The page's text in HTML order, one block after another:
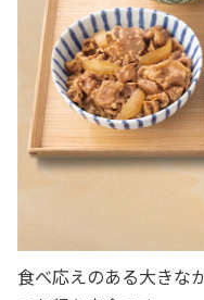
食べ応えのある大きな